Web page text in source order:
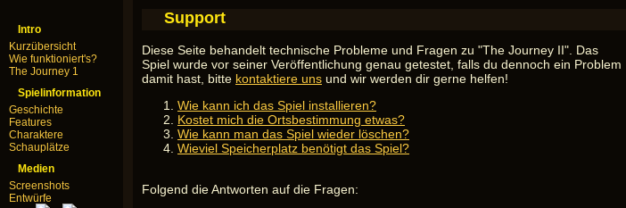
Intro
Kurzübersicht
Wie funktioniert's?
The Journey 1
Spielinformation
Geschichte
Features
Charaktere
Schauplätze
Medien
Screenshots
Entwürfe
Support
Diese Seite behandelt technische Probleme und Fragen zu "The Journey II". Das
Spiel wurde vor seiner Veröffentlichung genau getestet, falls du dennoch ein Problem
damit hast, bitte kontaktiere uns und wir werden dir gerne helfen!
Wie kann ich das Spiel installieren?
Kostet mich die Ortsbestimmung etwas?
Wie kann man das Spiel wieder löschen?
Wieviel Speicherplatz benötigt das Spiel?
Folgend die Antworten auf die Fragen: